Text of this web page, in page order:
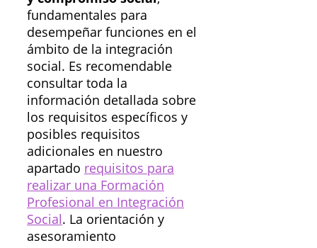
fundamentales para
desempeñar funciones en el
ámbito de la integración
social. Es recomendable
consultar toda la
información detallada sobre
los requisitos específicos y
posibles requisitos
adicionales en nuestro
apartado requisitos para
realizar una Formación
Profesional en Integración
Social. La orientación y
asesoramiento